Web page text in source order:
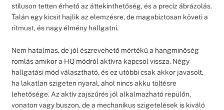
stíluson tetten érhető az áttekinthetőség, és a precíz ábrázolás.
Talán egy kicsit hajlik az elemzésre, de magabiztosan követi a
ritmust, és nagy élmény hallgatni.
Nem hatalmas, de jól észrevehető mértékű a hangminőség
romlás amikor a HQ módról aktívra kapcsol vissza. Négy
hallgatási mód választható, és ez utóbbi csak akkor javasolt,
ha lakatlan szigeten nyaral, ahol nincs akku töltésre
lehetősége. Az aktív zajszűrés jól alkalmazható repülőn,
vonaton vagy buszon, de a mechanikus szigetelések is kiváló